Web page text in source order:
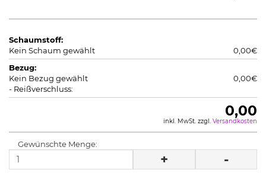
Schaumstoff:
Kein Schaum gewählt
0,00€
Bezug:
Kein Bezug gewählt
0,00€
- Reißverschluss:
0,00
inkl. MwSt. zzgl. Versandkosten
Gewünschte Menge:
+ -